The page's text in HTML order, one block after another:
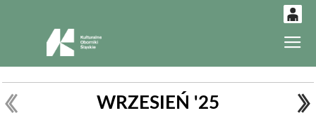
PLN
WRZESIEŃ '25